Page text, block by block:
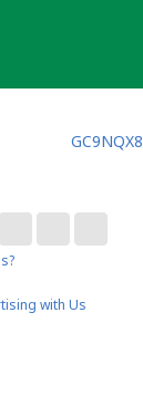
GC9NQX8
with Us